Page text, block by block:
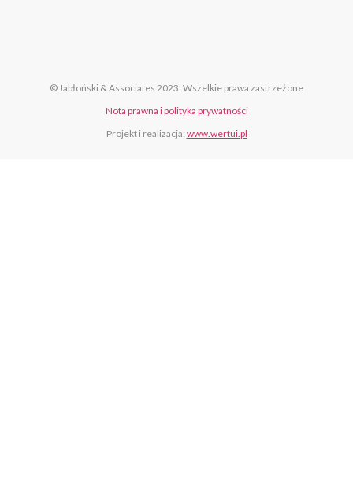
© Jabłoński & Associates 2023. Wszelkie prawa zastrzeżone
Nota prawna i polityka prywatności
Projekt i realizacja: www.wertui.pl